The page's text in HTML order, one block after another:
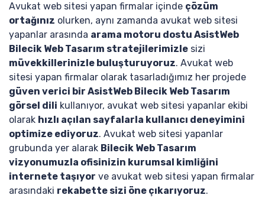
Avukat web sitesi yapan firmalar içinde çözüm
ortağınız olurken, aynı zamanda avukat web sitesi
yapanlar arasında arama motoru dostu AsistWeb
Bilecik Web Tasarım stratejilerimizle sizi
müvekkillerinizle buluşturuyoruz. Avukat web
sitesi yapan firmalar olarak tasarladığımız her projede
güven verici bir AsistWeb Bilecik Web Tasarım
görsel dili kullanıyor, avukat web sitesi yapanlar ekibi
olarak hızlı açılan sayfalarla kullanıcı deneyimini
optimize ediyoruz. Avukat web sitesi yapanlar
grubunda yer alarak Bilecik Web Tasarım
vizyonumuzla ofisinizin kurumsal kimliğini
internete taşıyor ve avukat web sitesi yapan firmalar
arasındaki rekabette sizi öne çıkarıyoruz.